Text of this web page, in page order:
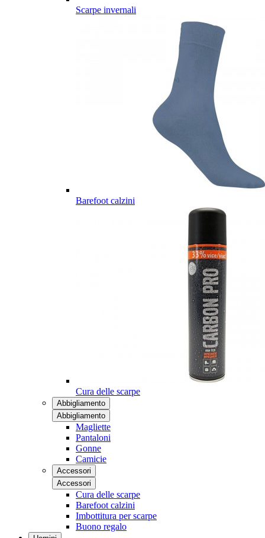
Scarpe invernali
Barefoot calzini
Cura delle scarpe
Abbigliamento
Abbigliamento
Magliette
Pantaloni
Gonne
Camicie
Accessori
Accessori
Cura delle scarpe
Barefoot calzini
Imbottitura per scarpe
Buono regalo